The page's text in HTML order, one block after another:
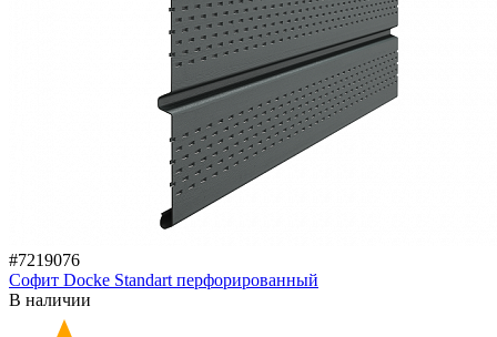
#7219076
Софит Docke Standart перфорированный
В наличии